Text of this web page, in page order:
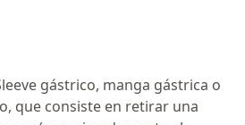
gástrico, manga gástrica o
que consiste en retirar una